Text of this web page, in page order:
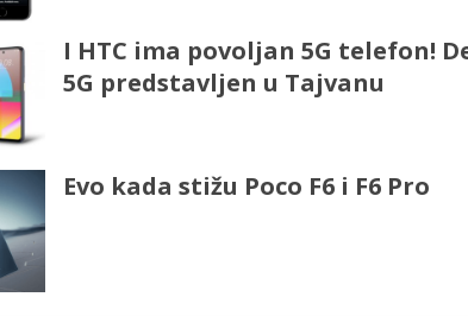
I HTC ima povoljan 5G telefon!
5G predstavljen u Tajvanu
Evo kada stižu Poco F6 i F6 Pro